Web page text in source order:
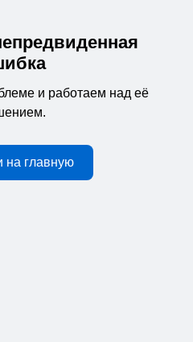
и работаем над её
на главную